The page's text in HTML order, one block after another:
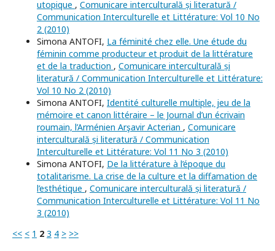
utopique , Comunicare interculturală și literatură /
Communication Interculturelle et Littérature: Vol 10 No
2 (2010)
Simona ANTOFI, La féminité chez elle. Une étude du
féminin comme producteur et produit de la littérature
et de la traduction , Comunicare interculturală și
literatură / Communication Interculturelle et Littérature:
Vol 10 No 2 (2010)
Simona ANTOFI, Identité culturelle multiple, jeu de la
mémoire et canon littéraire – le Journal d’un écrivain
roumain, l’Arménien Arşavir Acterian , Comunicare
interculturală și literatură / Communication
Interculturelle et Littérature: Vol 11 No 3 (2010)
Simona ANTOFI, De la littérature à l’époque du
totalitarisme. La crise de la culture et la diffamation de
l’esthétique , Comunicare interculturală și literatură /
Communication Interculturelle et Littérature: Vol 11 No
3 (2010)
<< < 1 2 3 4 > >>